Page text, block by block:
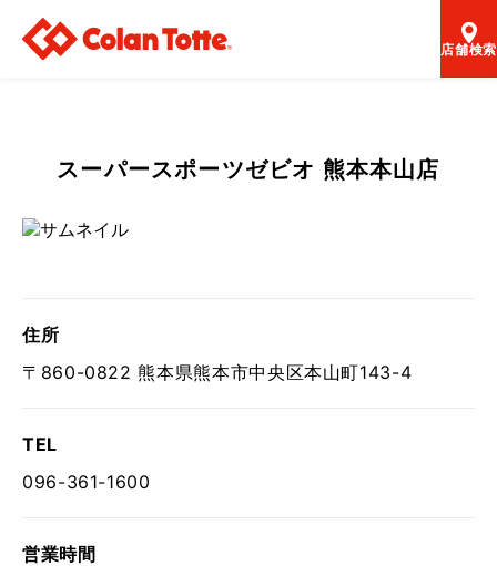
店舗検索
スーパースポーツゼビオ 熊本本山店
住所
〒860-0822 熊本県熊本市中央区本山町143-4
TEL
096-361-1600
営業時間